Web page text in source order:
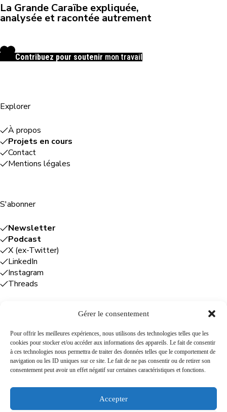
Gérer le consentement
Pour offrir les meilleures expériences, nous utilisons des technologies telles que les
cookies pour stocker et/ou accéder aux informations des appareils. Le fait de consentir
à ces technologies nous permettra de traiter des données telles que le comportement de
navigation ou les ID uniques sur ce site. Le fait de ne pas consentir ou de retirer son
consentement peut avoir un effet négatif sur certaines caractéristiques et fonctions.
Accepter
La Grande Caraïbe expliquée,
analysée et racontée autrement
Contribuez pour soutenir mon travail
Explorer
À propos
Projets en cours
Contact
Mentions légales
S'abonner
Newsletter
Podcast
X (ex-Twitter)
LinkedIn
Instagram
Threads
Plume Caraïbe: conseil éditorial +
rédaction
Foodîles Agency: lab + média + événement
Cuisines mobiles